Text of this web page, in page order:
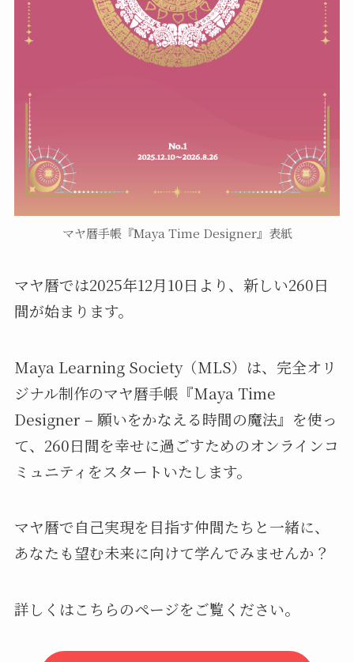
マヤ暦手帳『Maya Time Designer』表紙
マヤ暦では2025年12月10日より、新しい260日
間が始まります。
Maya Learning Society（MLS）は、完全オリ
ジナル制作のマヤ暦手帳『Maya Time
Designer – 願いをかなえる時間の魔法』を使っ
て、260日間を幸せに過ごすためのオンラインコ
ミュニティをスタートいたします。
マヤ暦で自己実現を目指す仲間たちと一緒に、
あなたも望む未来に向けて学んでみませんか？
詳しくはこちらのページをご覧ください。